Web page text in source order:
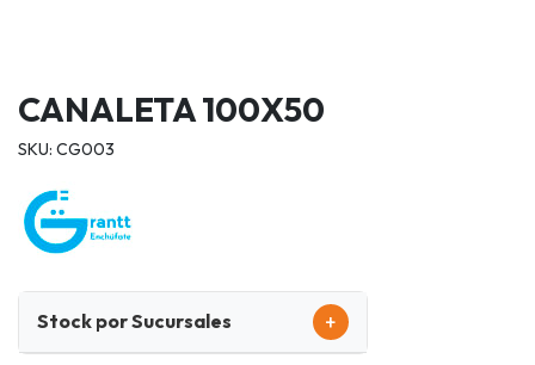
CANALETA 100X50
SKU: CG003
Stock por Sucursales +